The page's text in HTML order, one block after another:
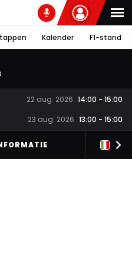
Kalender F1-stand
22 aug. 2026 14:00 - 15:00
23 aug. 2026 13:00 - 15:00